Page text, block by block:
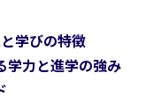
学びの特徴
学力と進学の強み